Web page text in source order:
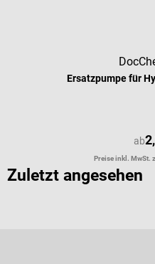
Ersatzpumpe für
ab
Preise inkl. MwSt.
Zuletzt angesehen